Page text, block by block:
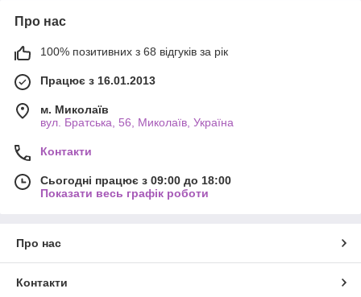
Про нас
100% позитивних з 68 відгуків за рік
Працює з 16.01.2013
м. Миколаїв
вул. Братська, 56, Миколаїв, Україна
Контакти
Сьогодні працює з 09:00 до 18:00
Показати весь графік роботи
Про нас
Контакти